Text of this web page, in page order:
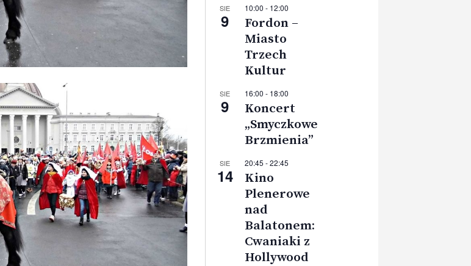
SIE
9
10:00 - 12:00
Fordon –
Miasto
Trzech
Kultur
SIE
9
16:00 - 18:00
Koncert
„Smyczkowe
Brzmienia”
SIE
14
20:45 -22:45
Kino
Plenerowe
nad
Balatonem:
Cwaniaki z
Hollywood